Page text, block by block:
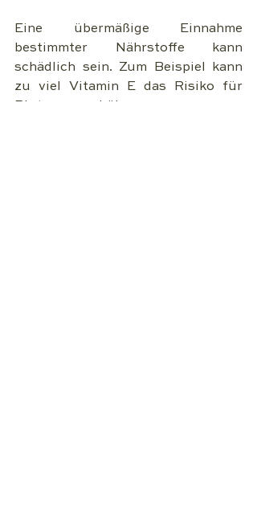
Eine übermäßige Einnahme
bestimmter Nährstoffe kann
schädlich sein. Zum Beispiel kann
zu viel Vitamin E das Risiko für